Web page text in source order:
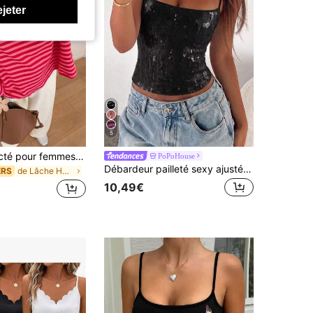
Top décontracté pour femmes, tissu côtelé à rayures contrastées, port quotidien, printemps/automne, chic & élégant
de Lâche Hauts de nuit doux
5
PoPoHouse
Débardeur pailleté sexy ajusté style Y2K millénaire noir pour femmes PoPoHouse, tenue décontractée pour le quotidien, la plage, les vacances et les fêtes d'été
10,49€